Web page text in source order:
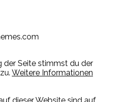
der Seite stimmst du der
Weitere Informationen